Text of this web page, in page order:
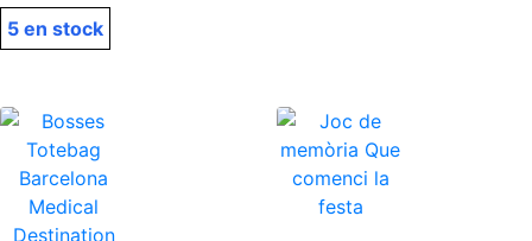
5 en stock